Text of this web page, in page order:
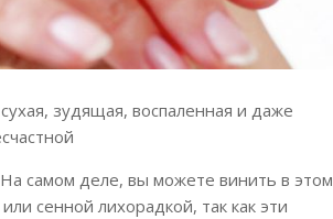
зудящая, воспаленная и даже
самом деле, вы можете винить в этом
сенной лихорадкой, так как эти